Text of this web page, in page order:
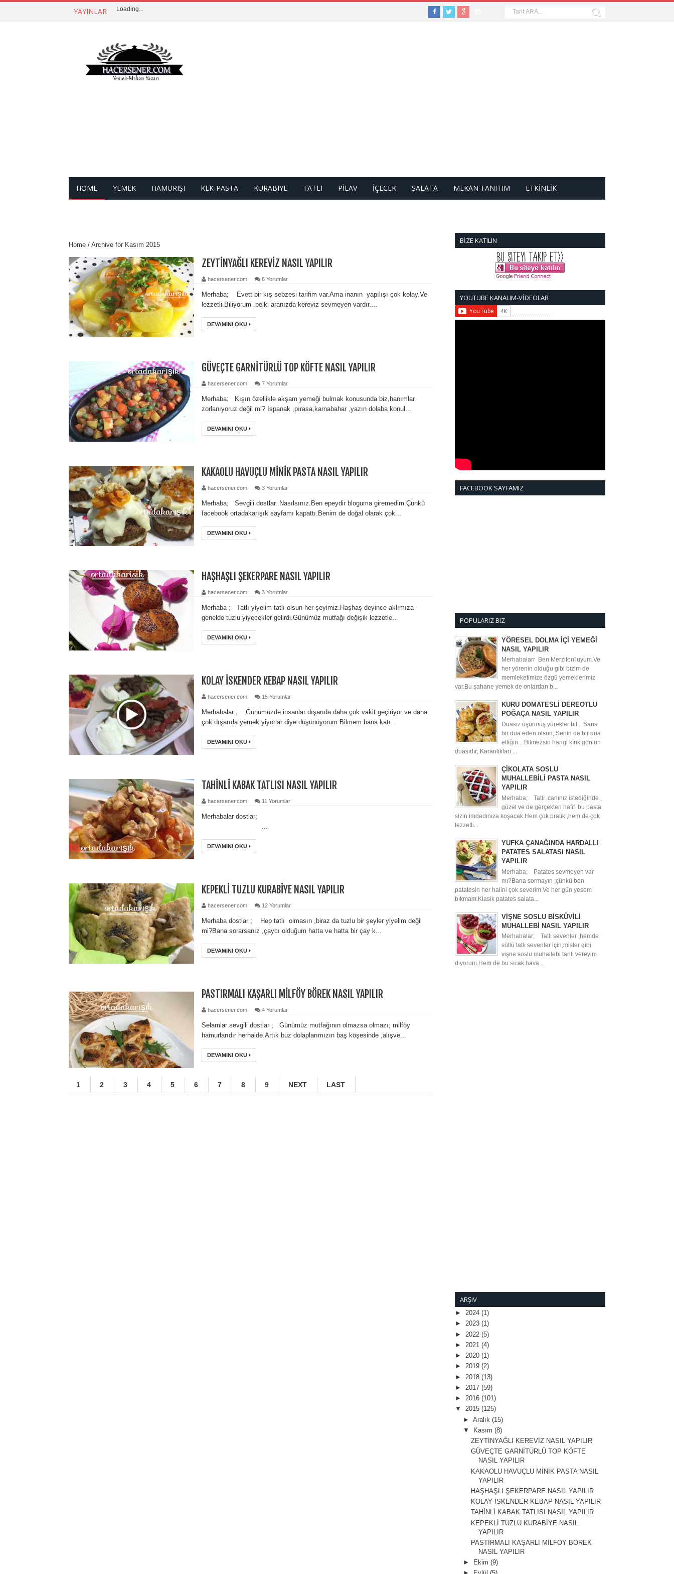
YAYINLAR Loading...
HOME YEMEK HAMURIŞI KEK-PASTA KURABIYE TATLI PİLAV İÇECEK SALATA MEKAN TANITIM ETKİNLİK
Home / Archive for Kasım 2015
ZEYTİNYAĞLI KEREVİZ NASIL YAPILIR
hacersener.com 6 Yorumlar
Merhaba; Evett bir kış sebzesi tarifim var.Ama inanın yapılışı çok kolay.Ve
lezzetli.Biliyorum .belki aranızda kereviz sevmeyen vardır....
DEVAMINI OKU
GÜVEÇTE GARNİTÜRLÜ TOP KÖFTE NASIL YAPILIR
hacersener.com 7 Yorumlar
Merhaba; Kışın özellikle akşam yemeği bulmak konusunda biz,hanımlar
zorlanıyoruz değil mi? Ispanak ,pırasa,karnabahar ,yazın dolaba konul...
DEVAMINI OKU
KAKAOLU HAVUÇLU MİNİK PASTA NASIL YAPILIR
hacersener.com 3 Yorumlar
Merhaba; Sevgili dostlar..Nasılsınız.Ben epeydir bloguma giremedim.Çünkü
facebook ortadakarışık sayfamı kapattı.Benim de doğal olarak çok...
DEVAMINI OKU
HAŞHAŞLI ŞEKERPARE NASIL YAPILIR
hacersener.com 3 Yorumlar
Merhaba ; Tatlı yiyelim tatlı olsun her şeyimiz.Haşhaş deyince aklımıza
genelde tuzlu yiyecekler gelirdi.Günümüz mutfağı değişik lezzetle...
DEVAMINI OKU
KOLAY İSKENDER KEBAP NASIL YAPILIR
hacersener.com 15 Yorumlar
Merhabalar ; Günümüzde insanlar dışarıda daha çok vakit geçiriyor ve daha
çok dışarıda yemek yiyorlar diye düşünüyorum.Bilmem bana katı...
DEVAMINI OKU
TAHİNLİ KABAK TATLISI NASIL YAPILIR
hacersener.com 11 Yorumlar
Merhabalar dostlar;
...
DEVAMINI OKU
KEPEKLİ TUZLU KURABİYE NASIL YAPILIR
hacersener.com 12 Yorumlar
Merhaba dostlar ; Hep tatlı olmasın ,biraz da tuzlu bir şeyler yiyelim değil
mi?Bana sorarsanız ,çaycı olduğum hatta ve hatta bir çay k...
DEVAMINI OKU
PASTIRMALI KAŞARLI MİLFÖY BÖREK NASIL YAPILIR
hacersener.com 4 Yorumlar
Selamlar sevgili dostlar ; Günümüz mutfağının olmazsa olmazı; milföy
hamurlarıdır herhalde.Artık buz dolaplarımızın baş köşesinde ,alışve...
DEVAMINI OKU
1 2 3 4 5 6 7 8 9 NEXT LAST
BİZE KATILIN
YOUTUBE KANALIM-VİDEOLAR
...................
FACEBOOK SAYFAMIZ
POPULARIZ BIZ
YÖRESEL DOLMA İÇİ YEMEĞİ
NASIL YAPILIR
Merhabalarr Ben Merzifon'luyum.Ve
her yörenin olduğu gibi bizim de
memleketimize özgü yemeklerimiz
var.Bu şahane yemek de onlardan b...
KURU DOMATESLİ DEREOTLU
POĞAÇA NASIL YAPILIR
Duasız üşürmüş yürekler bil... Sana
bir dua eden olsun, Senin de bir dua
ettiğin... Bilmezsin hangi kırık gönlün
duasıdır; Karanlıkları ...
ÇİKOLATA SOSLU
MUHALLEBİLİ PASTA NASIL
YAPILIR
Merhaba; Tatlı ,canınız istediğinde ,
güzel ve de gerçekten hafif bu pasta
sizin imdadınıza koşacak.Hem çok pratik ,hem de çok
lezzetli...
YUFKA ÇANAĞINDA HARDALLI
PATATES SALATASI NASIL
YAPILIR
Merhaba; Patates sevmeyen var
mı?Bana sormayın ;çünkü ben
patatesin her halini çok severim.Ve her gün yesem
bıkmam.Klasik patates salata...
VİŞNE SOSLU BİSKÜVİLİ
MUHALLEBİ NASIL YAPILIR
Merhabalar; Tatlı sevenler ,hemde
sütlü tatlı sevenler için;misler gibi
vişne soslu muhallebi tarifi vereyim
diyorum.Hem de bu sıcak hava...
ARŞIV
► 2024 (1)
► 2023 (1)
► 2022 (5)
► 2021 (4)
► 2020 (1)
► 2019 (2)
► 2018 (13)
► 2017 (59)
► 2016 (101)
▼ 2015 (125)
► Aralık (15)
▼
Kasım (8)
ZEYTİNYAĞLI KEREVİZ NASIL YAPILIR
GÜVEÇTE GARNİTÜRLÜ TOP KÖFTE
NASIL YAPILIR
KAKAOLU HAVUÇLU MİNİK PASTA NASIL
YAPILIR
HAŞHAŞLI ŞEKERPARE NASIL YAPILIR
KOLAY İSKENDER KEBAP NASIL YAPILIR
TAHİNLİ KABAK TATLISI NASIL YAPILIR
KEPEKLİ TUZLU KURABİYE NASIL
YAPILIR
PASTIRMALI KAŞARLI MİLFÖY BÖREK
NASIL YAPILIR
►
Ekim (9)